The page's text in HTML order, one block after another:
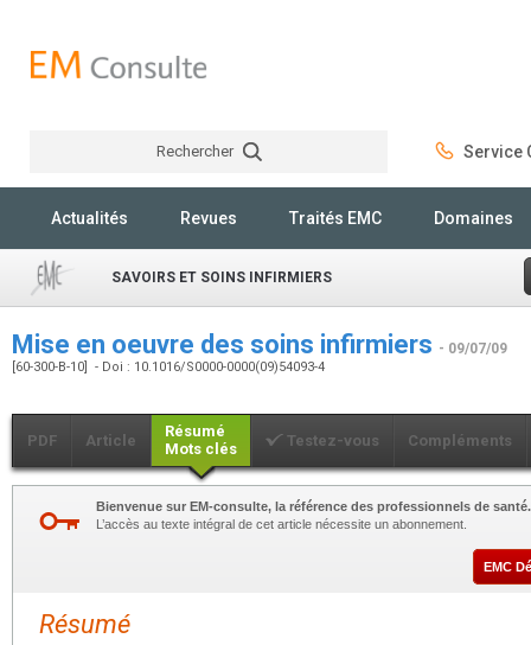
Rechercher Service
Actualités Revues Traités EMC Domaines
SAVOIRS ET SOINS INFIRMIERS
Mise en oeuvre des soins infirmiers - 09/07/09
[60-300-B-10] - Doi : 10.1016/S0000-0000(09)54093-4
PDF Article
Résumé
Mots clés
Testez-vous Compléments
Bienvenue sur EM-consulte, la référence des professionnels de santé.
L’accès au texte intégral de cet article nécessite un abonnement.
EMC
Résumé